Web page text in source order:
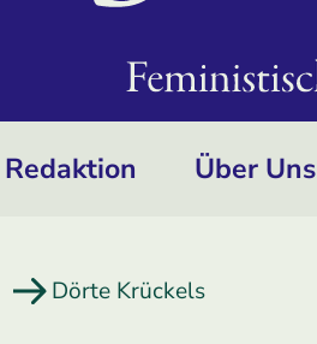
Redaktion Über Uns
Dörte Krückels